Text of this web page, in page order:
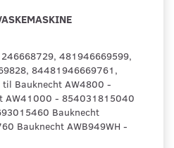
481946669599,
84481946669761,
Bauknecht AW4800 -
AW41000 - 854031815040
Bauknecht
Bauknecht AWB949WH -